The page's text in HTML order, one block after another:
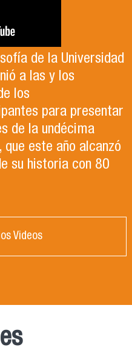
de la Universidad
a las y los
los
para presentar
de la undécima
este año alcanzó
su historia con 80
Videos